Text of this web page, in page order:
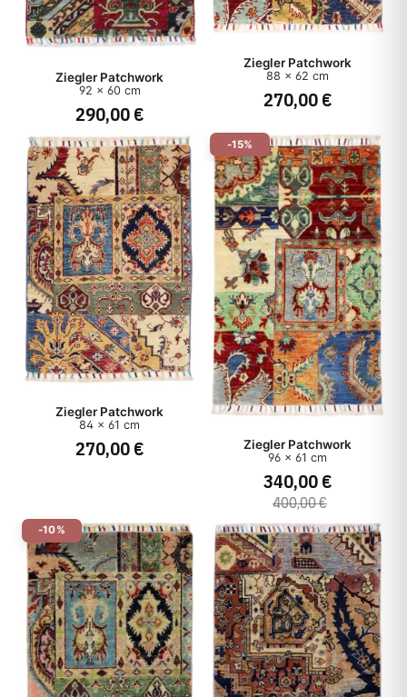
Ziegler Patchwork
92 x 60 cm
290,00 €
Ziegler Patchwork
88 x 62 cm
270,00 €
Ziegler Patchwork
84 x 61 cm
270,00 €
-15%
Ziegler Patchwork
96 x 61 cm
340,00 €
400,00 €
-10%